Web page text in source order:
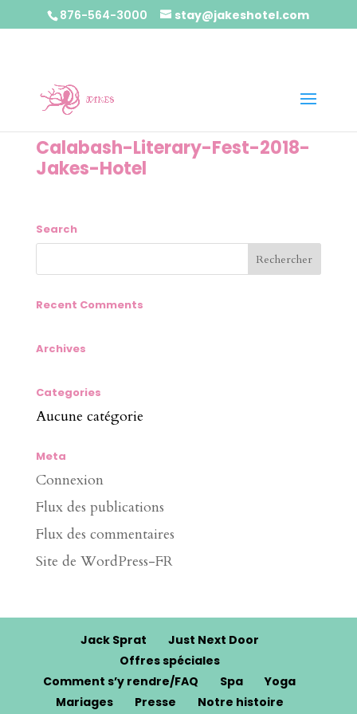
876-564-3000 stay@jakeshotel.com
Calabash-Literary-Fest-2018-
Jakes-Hotel
Search
Recent Comments
Archives
Categories
Aucune catégorie
Meta
Connexion
Flux des publications
Flux des commentaires
Site de WordPress-FR
Jack Sprat
Just Next Door
Offres spéciales
Comment s’y rendre/FAQ
Spa
Yoga
Mariages
Presse Notre histoire